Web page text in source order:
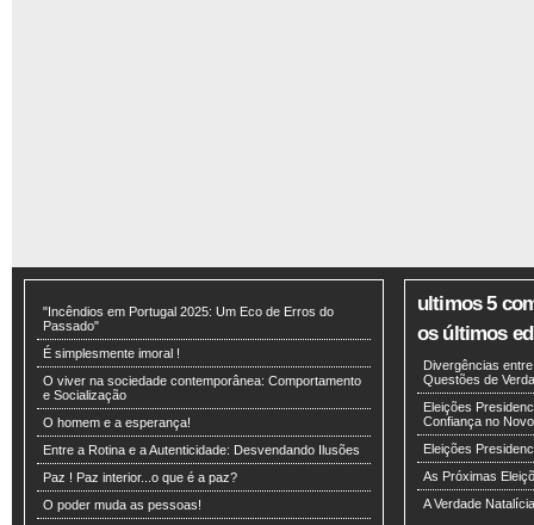
"Incêndios em Portugal 2025: Um Eco de Erros do
Passado"
É simplesmente imoral !
O viver na sociedade contemporânea: Comportamento
e Socialização
O homem e a esperança!
Entre a Rotina e a Autenticidade: Desvendando Ilusões
Paz ! Paz interior...o que é a paz?
O poder muda as pessoas!
ultimos 5
os últimos
Divergências
Questões de
Eleições
Confiança no
Eleições
As Próximas
A Verdade